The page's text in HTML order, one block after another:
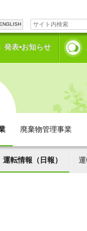
発表•お知らせ
廃棄物管理事業
運転情報（日報） 運